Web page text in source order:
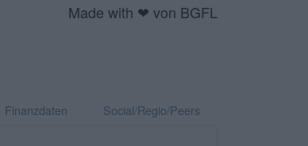
Made with ❤ von BGFL
Finanzdaten
Social/Regio/Peers